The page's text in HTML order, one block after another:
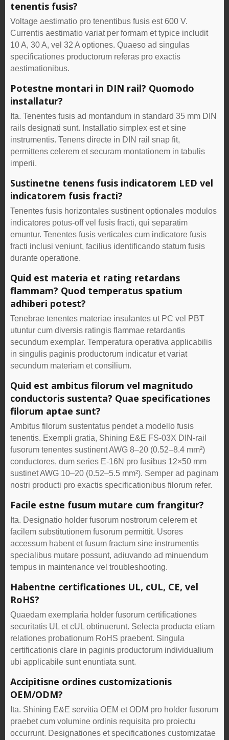
tenentis fusis?
Voltage aestimatio pro tenentibus fusis est 600 V.
Currentis aestimatio variat per formam et typice includit
10 A, 30 A, vel 32 A optiones. Quaeso ad singulas
specificationes productorum referas pro exactis
aestimationibus.
Potestne montari in DIN rail? Quomodo
installatur?
Ita. Tenentes fusis ad montandum in standard 35 mm DIN
rails designati sunt. Installatio simplex est et sine
instrumentis. Tenens directe in DIN rail snap fit,
permittens celerem et securam montationem in tabulis
imperii.
Sustinetne tenens fusis indicatorem LED vel
indicatorem fusis fracti?
Tenentes fusis horizontales sustinent optionales modulos
indicatores potus-off vel fusis fracti, qui separatim
emuntur. Tenentes fusis verticales cum indicatore fusis
fracti inclusi veniunt, facilius identificando statum fusis
durante operatione.
Quid est materia et rating retardans
flammam? Quod temperatus spatium
adhiberi potest?
Tenebrae tenentes materiae insulantes ut PC vel PBT
utuntur cum diversis ratingis flammae retardantis
secundum exemplar. Temperatura operativa applicabilis
in singulis paginis productorum indicatur et variat
secundum materiam et consilium.
Quid est ambitus filorum vel magnitudo
conductoris sustenta? Quae specificationes
filorum aptae sunt?
Ambitus filorum sustentatus pendet a modello fusis
tenentis. Exempli gratia, Shining E&E FS-03X DIN-rail
fusorum tenentes sustinent AWG 8–20 (0.52–8.4 mm²)
conductores, dum series E-16N pro fusibus 12×50 mm
sustinet AWG 10–20 (0.52–5.5 mm²). Semper ad paginam
nostri producti pro exactis specificationibus filorum refer.
Facile estne fusum mutare cum frangitur?
Ita. Designatio holder fusorum nostrorum celerem et
facilem substitutionem fusorum permittit. Usores
accessum habent et fusum fractum sine instrumentis
specialibus mutare possunt, adiuvando ad minuendum
tempus in maintenance vel troubleshooting.
Habentne certificationes UL, cUL, CE, vel
RoHS?
Quaedam exemplaria holder fusorum certificationes
securitatis UL et cUL obtinuerunt. Selecta producta etiam
relationes probationum RoHS praebent. Singula
certificationis clare in paginis productorum individualium
ubi applicabile sunt enuntiata sunt.
Accipitisne ordines customizationis
OEM/ODM?
Ita. Shining E&E servitia OEM et ODM pro holder fusorum
praebet cum volumine ordinis requisita pro proiectu
occurrunt. Designationes et specificationes customizatae